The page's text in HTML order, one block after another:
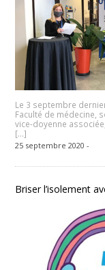
Le 3 septembre
Faculté de médecine,
vice-doyenne
[…]
25 septembre 2020 -
Briser l’isolement